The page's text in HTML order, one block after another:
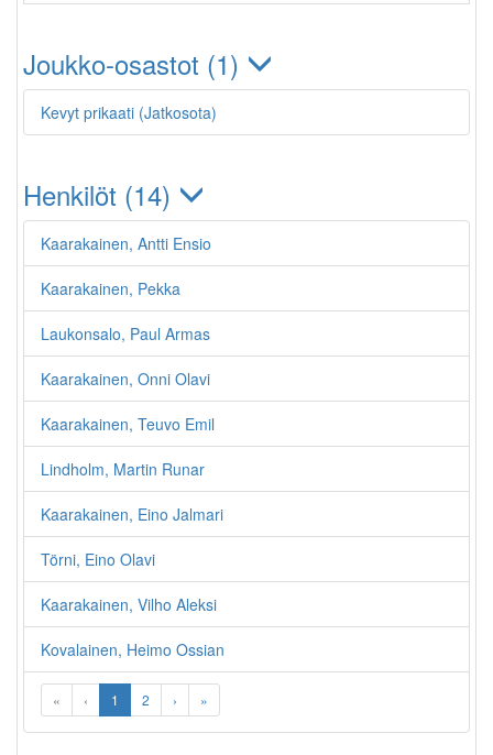
Joukko-osastot (1)
Kevyt prikaati (Jatkosota)
Henkilöt (14)
Kaarakainen, Antti Ensio
Kaarakainen, Pekka
Laukonsalo, Paul Armas
Kaarakainen, Onni Olavi
Kaarakainen, Teuvo Emil
Lindholm, Martin Runar
Kaarakainen, Eino Jalmari
Törni, Eino Olavi
Kaarakainen, Vilho Aleksi
Kovalainen, Heimo Ossian
« ‹ 1 2 › »